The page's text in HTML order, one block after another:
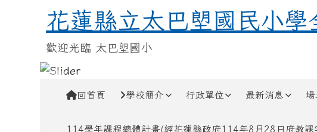
跳至主內容區
花蓮縣立太巴塱國民小學全球
花蓮縣立太巴塱國民小學
歡迎光臨 太巴塱國小
回首頁 學校簡介 行政單位 最新消息 場
114學年課程總體計畫(經花蓮縣政府114年8月28日府教